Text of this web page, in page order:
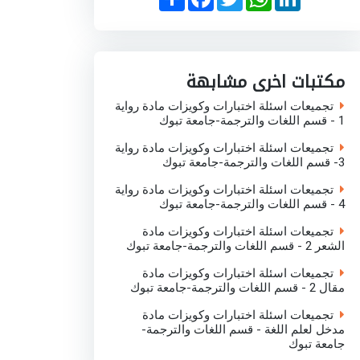
h
a
a
c
k
w
i
h
a
p
i
n
n
مكتبات اخرى مشابهة
تجميعات اسئلة اختبارات وكويزات مادة رواية
1 - قسم اللغات والترجمة-جامعة تبوك
تجميعات اسئلة اختبارات وكويزات مادة رواية
3- قسم اللغات والترجمة-جامعة تبوك
تجميعات اسئلة اختبارات وكويزات مادة رواية
4 - قسم اللغات والترجمة-جامعة تبوك
تجميعات اسئلة اختبارات وكويزات مادة
الشعر 2 - قسم اللغات والترجمة-جامعة تبوك
تجميعات اسئلة اختبارات وكويزات مادة
مقال 2 - قسم اللغات والترجمة-جامعة تبوك
تجميعات اسئلة اختبارات وكويزات مادة
مدخل لعلم اللغة - قسم اللغات والترجمة-
جامعة تبوك